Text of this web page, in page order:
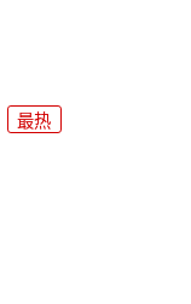
最热